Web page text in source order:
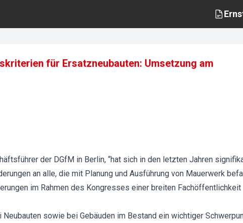
für Ersatzneubauten: Umsetzung am
der DGfM in Berlin, “hat sich in den letzten Jahren
an alle, die mit Planung und Ausführung von Mauerwerk
im Rahmen des Kongresses einer breiten Fachöffentlichkeit
sowie bei Gebäuden im Bestand ein wichtiger